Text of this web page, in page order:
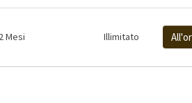
Mesi Illimitato